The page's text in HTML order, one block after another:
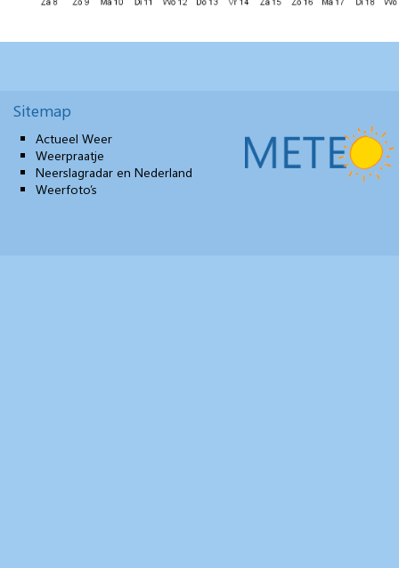
Sitemap
Actueel Weer
Weerpraatje
Neerslagradar en Nederland
Weerfoto’s